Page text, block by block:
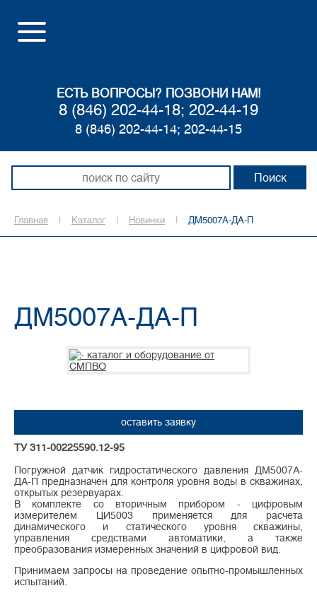
ЕСТЬ ВОПРОСЫ? ПОЗВОНИ НАМ!
8 (846) 202-44-18; 202-44-19
8 (846) 202-44-14; 202-44-15
Главная Каталог Новинки ДМ5007А-ДА-П
ДМ5007А-ДА-П
оставить заявку
ТУ 311-00225590.12-95
Погружной датчик гидростатического давления ДМ5007А-
ДА-П предназначен для контроля уровня воды в скважинах,
открытых резервуарах.
В комплекте со вторичным прибором - цифровым
измерителем ЦИ5003 применяется для расчета
динамического и статического уровня скважины,
управления средствами автоматики, а также
преобразования измеренных значений в цифровой вид.
Принимаем запросы на проведение опытно-промышленных
испытаний.